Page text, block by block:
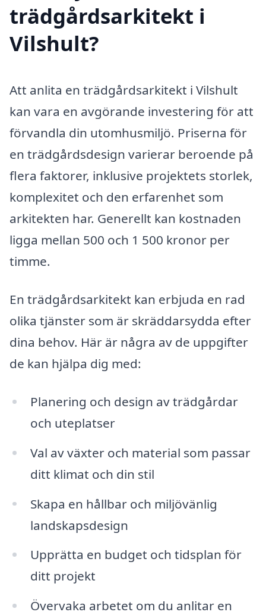
trädgårdsarkitekt i
Vilshult?
Att anlita en trädgårdsarkitekt i Vilshult
kan vara en avgörande investering för att
förvandla din utomhusmiljö. Priserna för
en trädgårdsdesign varierar beroende på
flera faktorer, inklusive projektets storlek,
komplexitet och den erfarenhet som
arkitekten har. Generellt kan kostnaden
ligga mellan 500 och 1 500 kronor per
timme.
En trädgårdsarkitekt kan erbjuda en rad
olika tjänster som är skräddarsydda efter
dina behov. Här är några av de uppgifter
de kan hjälpa dig med:
Planering och design av trädgårdar
och uteplatser
Val av växter och material som passar
ditt klimat och din stil
Skapa en hållbar och miljövänlig
landskapsdesign
Upprätta en budget och tidsplan för
ditt projekt
Övervaka arbetet om du anlitar en